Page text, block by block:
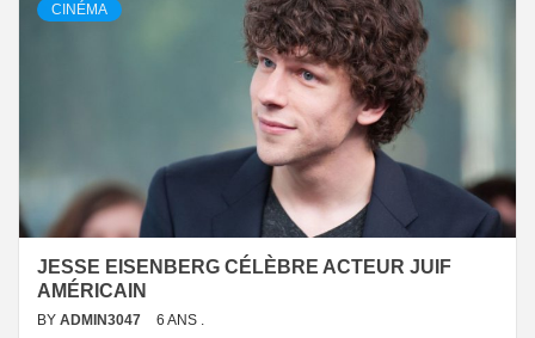
CINÉMA
JESSE EISENBERG CÉLÈBRE ACTEUR JUIF
AMÉRICAIN
BY ADMIN3047 6 ANS .